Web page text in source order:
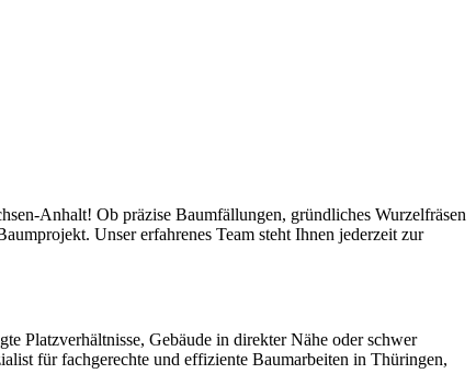
Anhalt! Ob präzise Baumfällungen, gründliches Wurzelfräsen
Unser erfahrenes Team steht Ihnen jederzeit zur
Platzverhältnisse, Gebäude in direkter Nähe oder schwer
für fachgerechte und effiziente Baumarbeiten in Thüringen,